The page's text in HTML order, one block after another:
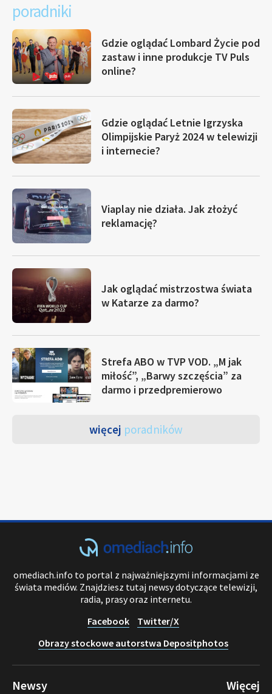
poradniki
Gdzie oglądać Lombard Życie pod
zastaw i inne produkcje TV Puls
online?
Gdzie oglądać Letnie Igrzyska
Olimpijskie Paryż 2024 w telewizji
i internecie?
Viaplay nie działa. Jak złożyć
reklamację?
Jak oglądać mistrzostwa świata
w Katarze za darmo?
Strefa ABO w TVP VOD. „M jak
miłość”, „Barwy szczęścia” za
darmo i przedpremierowo
więcej poradników
omediach.info to portal z najważniejszymi informacjami ze
świata mediów. Znajdziesz tutaj newsy dotyczące telewizji,
radia, prasy oraz internetu.
Facebook
Twitter/X
Obrazy stockowe autorstwa Depositphotos
Newsy Więcej